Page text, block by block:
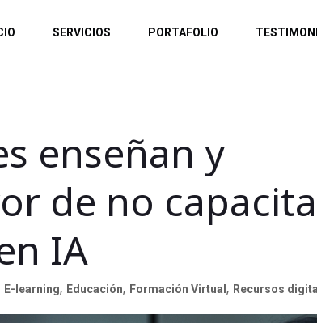
SERVICIOS PORTAFOLIO
enseñan y
de no
IA
E-learning, Educación, Formación Virtual , Recursos